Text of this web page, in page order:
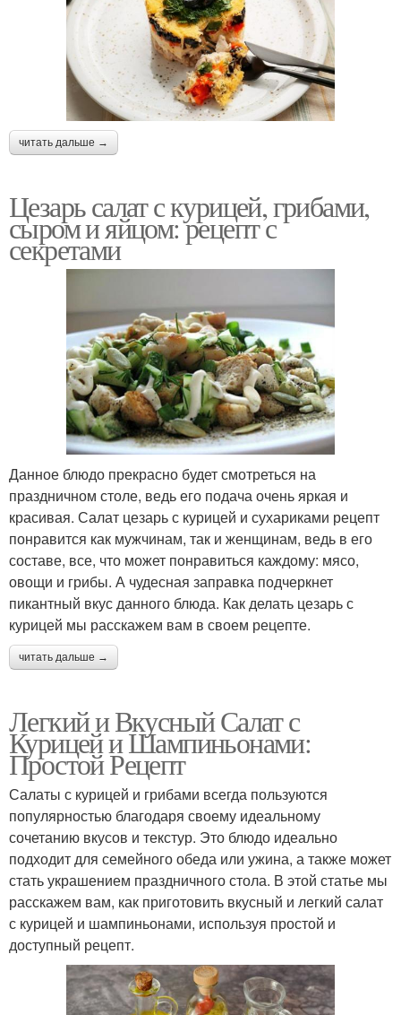
читать дальше →
Цезарь салат с курицей, грибами,
сыром и яйцом: рецепт с
секретами
Данное блюдо прекрасно будет смотреться на
праздничном столе, ведь его подача очень яркая и
красивая. Салат цезарь с курицей и сухариками рецепт
понравится как мужчинам, так и женщинам, ведь в его
составе, все, что может понравиться каждому: мясо,
овощи и грибы. А чудесная заправка подчеркнет
пикантный вкус данного блюда. Как делать цезарь с
курицей мы расскажем вам в своем рецепте.
читать дальше →
Легкий и Вкусный Салат с
Курицей и Шампиньонами:
Простой Рецепт
Салаты с курицей и грибами всегда пользуются
популярностью благодаря своему идеальному
сочетанию вкусов и текстур. Это блюдо идеально
подходит для семейного обеда или ужина, а также может
стать украшением праздничного стола. В этой статье мы
расскажем вам, как приготовить вкусный и легкий салат
с курицей и шампиньонами, используя простой и
доступный рецепт.